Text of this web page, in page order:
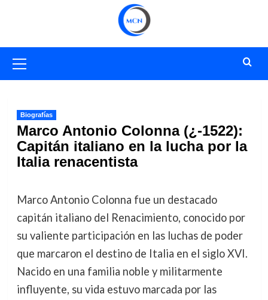
primario
Biografías
Marco Antonio Colonna (¿-1522):
Capitán italiano en la lucha por la
Italia renacentista
Marco Antonio Colonna fue un destacado
capitán italiano del Renacimiento, conocido por
su valiente participación en las luchas de poder
que marcaron el destino de Italia en el siglo XVI.
Nacido en una familia noble y militarmente
influyente, su vida estuvo marcada por las